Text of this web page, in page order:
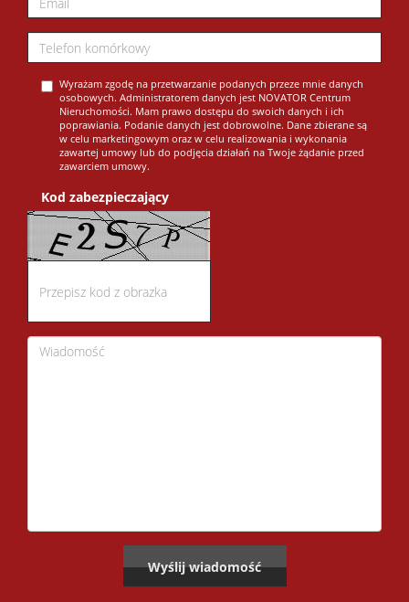
Wyrażam zgodę na przetwarzanie podanych przeze mnie danych
osobowych. Administratorem danych jest NOVATOR Centrum
Nieruchomości. Mam prawo dostępu do swoich danych i ich
poprawiania. Podanie danych jest dobrowolne. Dane zbierane są
w celu marketingowym oraz w celu realizowania i wykonania
zawartej umowy lub do podjęcia działań na Twoje żądanie przed
zawarciem umowy.
Kod zabezpieczający